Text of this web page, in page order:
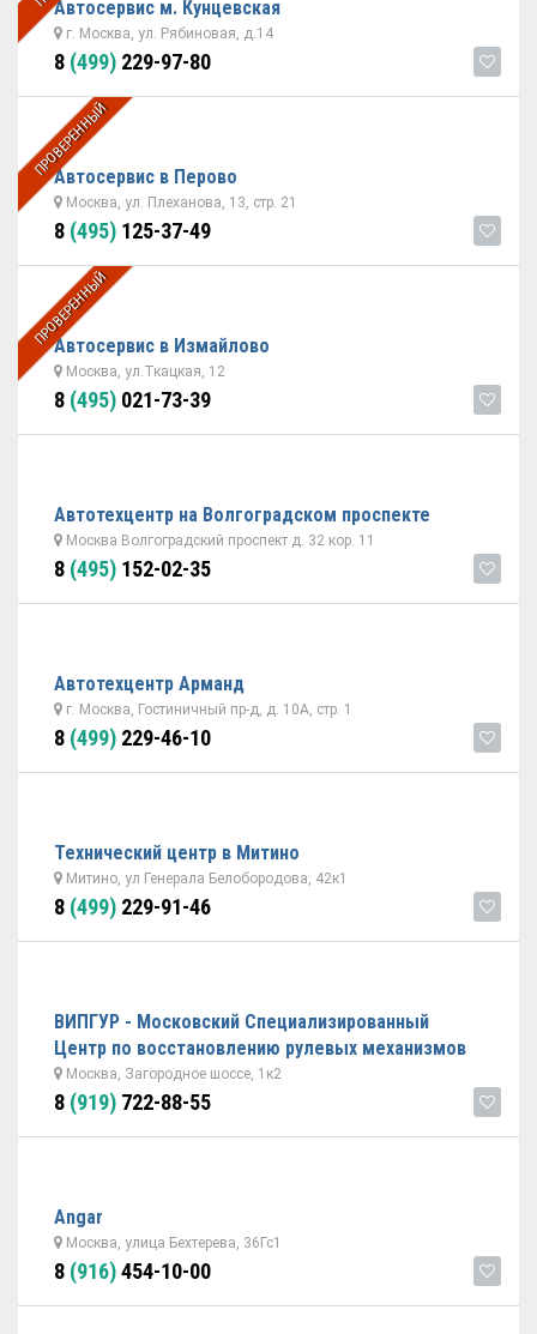
Автосервис м. Кунцевская
г. Москва, ул. Рябиновая, д.14
8 (499) 229-97-80
ПРОВЕРЕННЫЙ
Автосервис в Перово
Москва, ул. Плеханова, 13, стр. 21
8 (495) 125-37-49
ПРОВЕРЕННЫЙ
Автосервис в Измайлово
Москва, ул.Ткацкая, 12
8 (495) 021-73-39
Автотехцентр на Волгоградском проспекте
Москва Волгоградский проспект д. 32 кор. 11
8 (495) 152-02-35
Автотехцентр Арманд
г. Москва, Гостиничный пр-д, д. 10А, стр. 1
8 (499) 229-46-10
Технический центр в Митино
Митино, ул Генерала Белобородова, 42к1
8 (499) 229-91-46
ВИПГУР - Московский Специализированный
Центр по восстановлению рулевых механизмов
Москва, Загородное шоссе, 1к2
8 (919) 722-88-55
Angar
Москва, улица Бехтерева, 36Гс1
8 (916)454-10-00